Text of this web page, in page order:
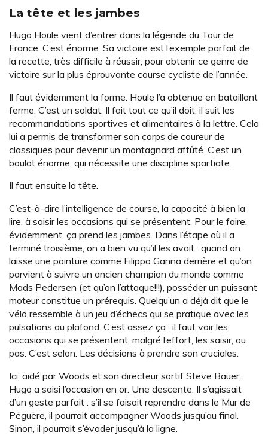
La tête et les jambes
Hugo Houle vient d’entrer dans la légende du Tour de
France. C’est énorme. Sa victoire est l’exemple parfait de
la recette, très difficile à réussir, pour obtenir ce genre de
victoire sur la plus éprouvante course cycliste de l’année.
Il faut évidemment la forme. Houle l’a obtenue en bataillant
ferme. C’est un soldat. Il fait tout ce qu’il doit, il suit les
recommandations sportives et alimentaires à la lettre. Cela
lui a permis de transformer son corps de coureur de
classiques pour devenir un montagnard affûté. C’est un
boulot énorme, qui nécessite une discipline spartiate.
Il faut ensuite la tête.
C’est-à-dire l’intelligence de course, la capacité à bien la
lire, à saisir les occasions qui se présentent. Pour le faire,
évidemment, ça prend les jambes. Dans l’étape où il a
terminé troisième, on a bien vu qu’il les avait : quand on
laisse une pointure comme Filippo Ganna derrière et qu’on
parvient à suivre un ancien champion du monde comme
Mads Pedersen (et qu’on l’attaque!!!), posséder un puissant
moteur constitue un prérequis. Quelqu’un a déjà dit que le
vélo ressemble à un jeu d’échecs qui se pratique avec les
pulsations au plafond. C’est assez ça : il faut voir les
occasions qui se présentent, malgré l’effort, les saisir, ou
pas. C’est selon. Les décisions à prendre son cruciales.
Ici, aidé par Woods et son directeur sortif Steve Bauer,
Hugo a saisi l’occasion en or. Une descente. Il s’agissait
d’un geste parfait : s’il se faisait reprendre dans le Mur de
Péguère, il pourrait accompagner Woods jusqu’au final.
Sinon, il pourrait s’évader jusqu’à la ligne.